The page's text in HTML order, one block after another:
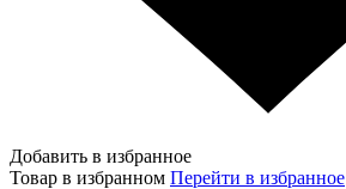
Добавить в избранное
Товар в избранном Перейти в избранное